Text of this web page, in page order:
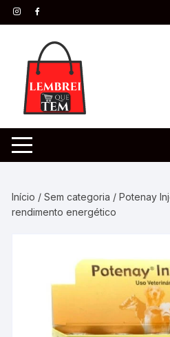
Início /Sem categoria / Potenay
rendimento energético